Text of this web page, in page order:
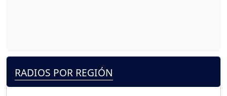
RADIOS POR REGIÓN